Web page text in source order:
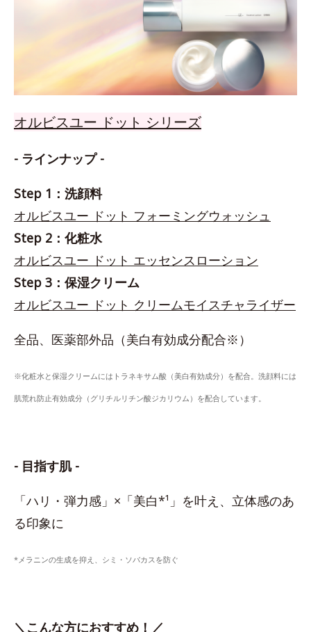
オルビスユー ドット シリーズ
- ラインナップ -
Step 1：洗顔料
オルビスユー ドット フォーミングウォッシュ
Step 2：化粧水
オルビスユー ドット エッセンスローション
Step 3：保湿クリーム
オルビスユー ドット クリームモイスチャライザー
全品、医薬部外品（美白有効成分配合※）
※化粧水と保湿クリームにはトラネキサム酸（美白有効成分）を配合。洗顔料には
肌荒れ防止有効成分（グリチルリチン酸ジカリウム）を配合しています。
- 目指す肌 -
「ハリ・弾力感」×「美白*¹」を叶え、立体感のあ
る印象に
*メラニンの生成を抑え、シミ・ソバカスを防ぐ
＼こんな方におすすめ！／